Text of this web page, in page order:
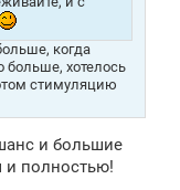
когда
больше, хотелось
стимуляцию
и большие
и полностью!